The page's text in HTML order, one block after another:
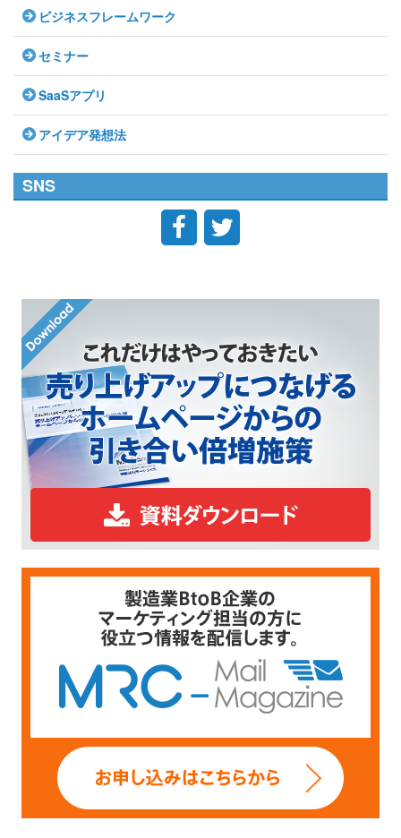
ビジネスフレームワーク
セミナー
SaaSアプリ
アイデア発想法
SNS
 